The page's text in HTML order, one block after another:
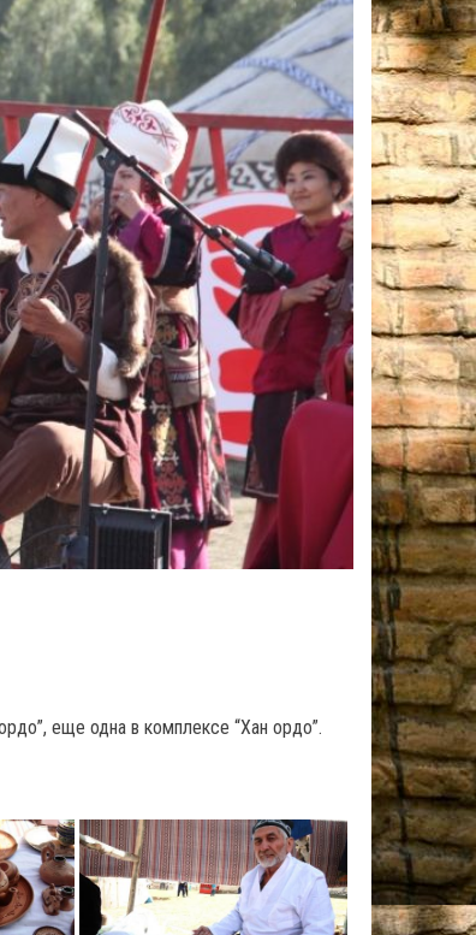
еще одна в комплексе “Хан ордо”.